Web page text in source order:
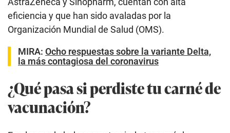
eficiencia y que han sido avaladas por la
Organización Mundial de Salud (OMS).
MIRA: Ocho respuestas sobre la variante Delta,
la más contagiosa del coronavirus
¿Qué pasa si perdiste tu carné de
vacunación?